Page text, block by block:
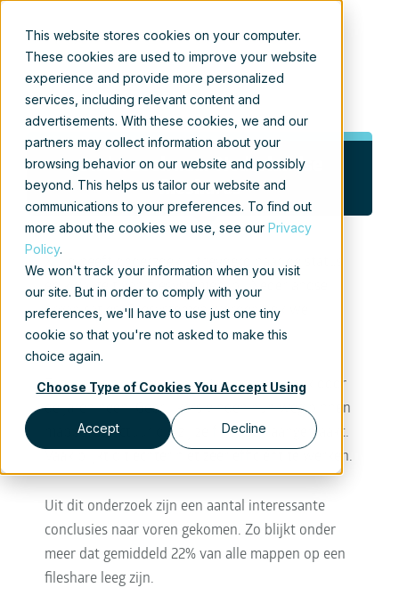
This website stores cookies on your computer.
These cookies are used to improve your website
experience and provide more personalized
services, including relevant content and
advertisements. With these cookies, we and our
partners may collect information about your
browsing behavior on our website and possibly
beyond. This helps us tailor our website and
communications to your preferences. To find out
more about the cookies we use, see our Privacy
Policy.
We won't track your information when you visit
our site. But in order to comply with your
preferences, we'll have to use just one tiny
cookie so that you're not asked to make this
choice again.
Choose Type of Cookies You Accept Using
Accept Decline
Neem contact met ons
op
Onderzoek naar Nederlandse
fileshares
Xillio heeft onderzoek uitgevoerd naar de status
en kwaliteit van filesystemen, bij Nederlandse
organisaties. Filesystemen worden ook wel
fileshares genoemd.
Fileshares binnen organisaties groeien vaak door
de jaren heen. Gebruikers vinden hun weg binnen
mappenstructuur die zij zelf hebben aangemaakt.
Vaak blijkt dit echter niet zeer efficiënt te werken.
Uit dit onderzoek zijn een aantal interessante
conclusies naar voren gekomen. Zo blijkt onder
meer dat gemiddeld 22% van alle mappen op een
fileshare leeg zijn.